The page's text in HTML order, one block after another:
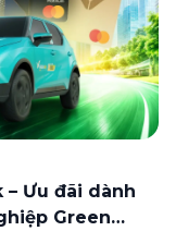
– Ưu đãi dành
Green